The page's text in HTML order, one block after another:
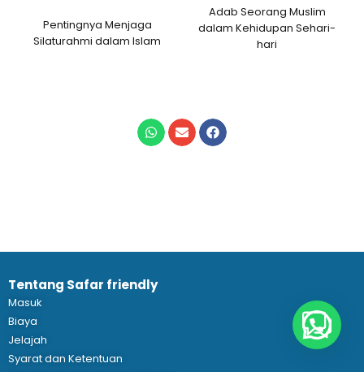
Pentingnya Menjaga
Silaturahmi dalam Islam
Adab Seorang Muslim
dalam Kehidupan Sehari-
hari
Tentang Safar friendly
Masuk
Biaya
Jelajah
Syarat dan Ketentuan